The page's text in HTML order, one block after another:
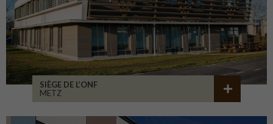
SIÈGE DE L’ONF
METZ